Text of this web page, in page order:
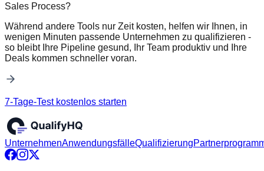
Sales Process?
Während andere Tools nur Zeit kosten, helfen wir Ihnen, in
wenigen Minuten passende Unternehmen zu qualifizieren -
so bleibt Ihre Pipeline gesund, Ihr Team produktiv und Ihre
Deals kommen schneller voran.
7-Tage-Test kostenlos starten
UnternehmenAnwendungsfälleQualifizierung